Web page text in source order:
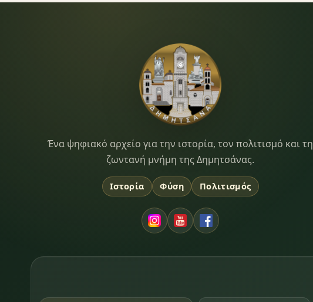
Dimitsana.gr
Ένα ψηφιακό αρχείο για την ιστορία, τον πολιτισμό και τη
ζωντανή μνήμη της Δημητσάνας.
Ιστορία Φύση Πολιτισμός